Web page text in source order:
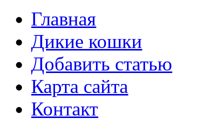
Главная
Дикие кошки
Добавить статью
Карта сайта
Контакт